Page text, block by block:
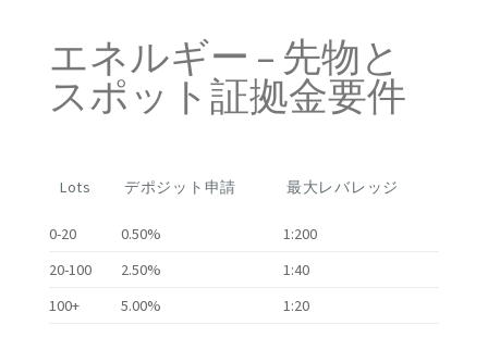
エネルギー – 先物と
スポット証拠金要件
Lots デポジット申請 最大レバレッジ
0-20 0.50%
1:200
20-100
2.50%
1:40
100+
5.00% 1:20